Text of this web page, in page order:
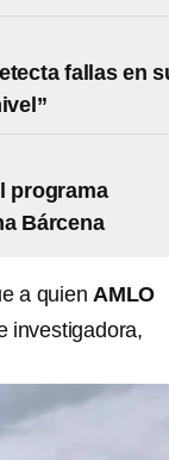
fallas en
programa
Bárcena
a quienAMLO
investigadora,